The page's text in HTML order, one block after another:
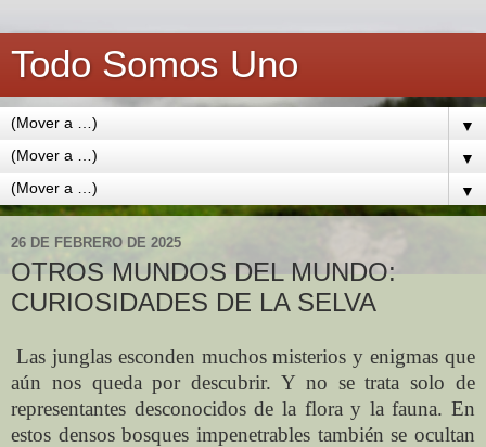
Todo Somos Uno
▼
▼
▼
26 DE FEBRERO DE 2025
OTROS MUNDOS DEL MUNDO:
CURIOSIDADES DE LA SELVA
Las junglas esconden muchos misterios y enigmas que
aún nos queda por descubrir. Y no se trata solo de
representantes desconocidos de la flora y la fauna. En
estos densos bosques impenetrables también se ocultan